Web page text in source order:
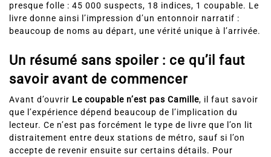
presque folle : 45 000 suspects, 18 indices, 1 coupable. Le
livre donne ainsi l’impression d’un entonnoir narratif :
beaucoup de noms au départ, une vérité unique à l’arrivée.
Un résumé sans spoiler : ce qu’il faut
savoir avant de commencer
Avant d’ouvrir Le coupable n’est pas Camille, il faut savoir
que l’expérience dépend beaucoup de l’implication du
lecteur. Ce n’est pas forcément le type de livre que l’on lit
distraitement entre deux stations de métro, sauf si l’on
accepte de revenir ensuite sur certains détails. Pour